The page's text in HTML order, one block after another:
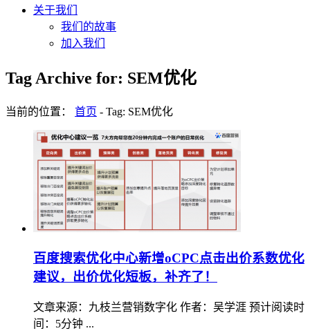
关于我们
我们的故事
加入我们
Tag Archive for: SEM优化
当前的位置： 首页 - Tag: SEM优化
百度搜索优化中心新增oCPC点击出价系数优化
建议，出价优化短板，补齐了！
文章来源：九枝兰营销数字化 作者：吴学涯 预计阅读时
间：5分钟 ...